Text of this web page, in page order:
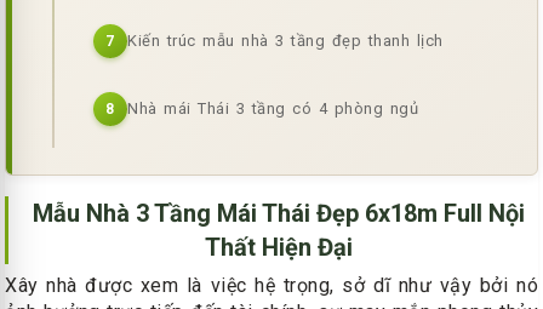
7 Kiến trúc mẫu nhà 3 tầng đẹp thanh lịch
8 Nhà mái Thái 3 tầng có 4 phòng ngủ
Mẫu Nhà 3 Tầng Mái Thái Đẹp 6x18m Full Nội
Thất Hiện Đại
Xây nhà được xem là việc hệ trọng, sở dĩ như vậy bởi nó